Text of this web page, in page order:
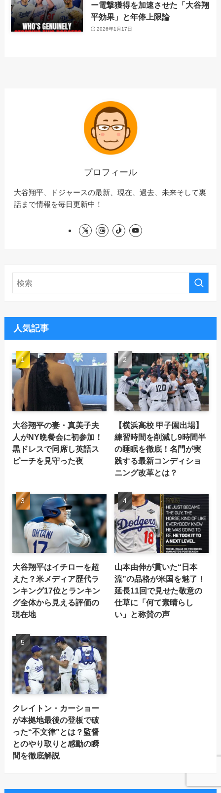
ー電撃獲得を加速させた「大谷翔
平効果」と年俸上限論
2026年1月17日
プロフィール
大谷翔平、ドジャースの最新、現在、過去、未来そして裏
話まで情報を毎日更新中！
人気記事
大谷翔平の妻・真美子夫
人がNY晩餐会に初参加！
黒ドレスで同席し英語ス
ピーチを見守った夜
【横浜高校 甲子園出場】
練習時間を削減し9時間半
の睡眠を徹底！名門が実
践する最新コンディショ
ニング改革とは？
大谷翔平はイチローを超
えた？米メディア歴代ラ
ンキング17位とランキン
グ全体から見える評価の
現在地
山本由伸が貫いた“日本
流”の品格が米国を魅了！
延長11回で見せた敬意の
仕草に「何て素晴らし
い」と称賛の声
クレイトン・カーショー
が本拠地最後の登板で破
った“不文律”とは？監督
とのやり取りと感動の瞬
間を徹底解説